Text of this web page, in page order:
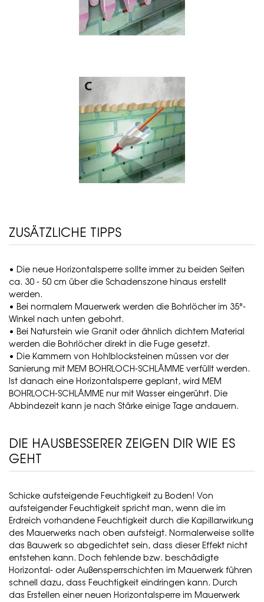
ZUSÄTZLICHE TIPPS
• Die neue Horizontalsperre sollte immer zu beiden Seiten
ca. 30 - 50 cm über die Schadenszone hinaus erstellt
werden.
• Bei normalem Mauerwerk werden die Bohrlöcher im 35°-
Winkel nach unten gebohrt.
• Bei Naturstein wie Granit oder ähnlich dichtem Material
werden die Bohrlöcher direkt in die Fuge gesetzt.
• Die Kammern von Hohlblocksteinen müssen vor der
Sanierung mit MEM BOHRLOCH-SCHLÄMME verfüllt werden.
Ist danach eine Horizontalsperre geplant, wird MEM
BOHRLOCH-SCHLÄMME nur mit Wasser eingerührt. Die
Abbindezeit kann je nach Stärke einige Tage andauern.
DIE HAUSBESSERER ZEIGEN DIR WIE ES
GEHT
Schicke aufsteigende Feuchtigkeit zu Boden! Von
aufsteigender Feuchtigkeit spricht man, wenn die im
Erdreich vorhandene Feuchtigkeit durch die Kapillarwirkung
des Mauerwerks nach oben aufsteigt. Normalerweise sollte
das Bauwerk so abgedichtet sein, dass dieser Effekt nicht
entstehen kann. Doch fehlende bzw. beschädigte
Horizontal- oder Außensperrschichten im Mauerwerk führen
schnell dazu, dass Feuchtigkeit eindringen kann. Durch
das Erstellen einer neuen Horizontalsperre im Mauerwerk